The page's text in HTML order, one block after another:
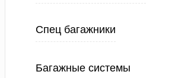
Спец багажники
Багажные системы